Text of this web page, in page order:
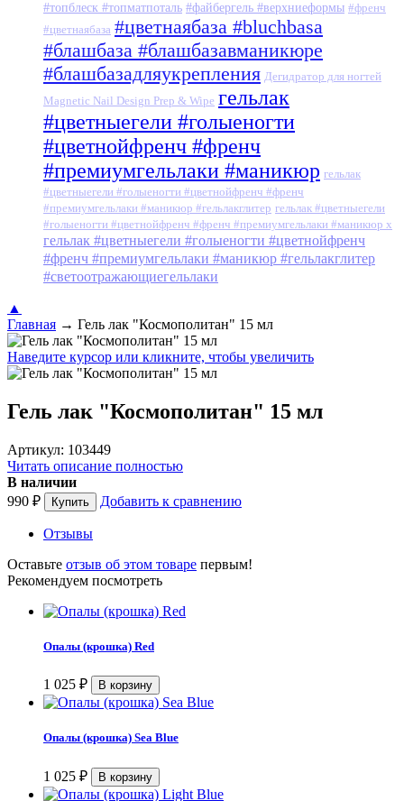
#топблеск #топматпоталь #файбергель #верхниеформы #френч
#цветнаябаза #цветнаябаза #bluchbasa
#блашбаза #блашбазавманикюре
#блашбазадляукрепления Дегидратор для ногтей
Magnetic Nail Design Prep & Wipe гельлак
#цветныегели #голыеногти
#цветнойфренч #френч
#премиумгельлаки #маникюр гельлак
#цветныегели #голыеногти #цветнойфренч #френч
#премиумгельлаки #маникюр #гельлакглитер гельлак #цветныегели
#голыеногти #цветнойфренч #френч #премиумгельлаки #маникюр x
гельлак #цветныегели #голыеногти #цветнойфренч
#френч #премиумгельлаки #маникюр #гельлакглитер
#светоотражающиегельлаки
▲
Главная → Гель лак "Космополитан" 15 мл
Наведите курсор или кликните, чтобы увеличить
Гель лак "Космополитан" 15 мл
Артикул: 103449
Читать описание полностью
В наличии
990 ₽ Добавить к сравнению
Отзывы
Оставьте отзыв об этом товаре первым!
Рекомендуем посмотреть
Опалы (крошка) Red
1 025 ₽
Опалы (крошка) Sea Blue
1 025 ₽